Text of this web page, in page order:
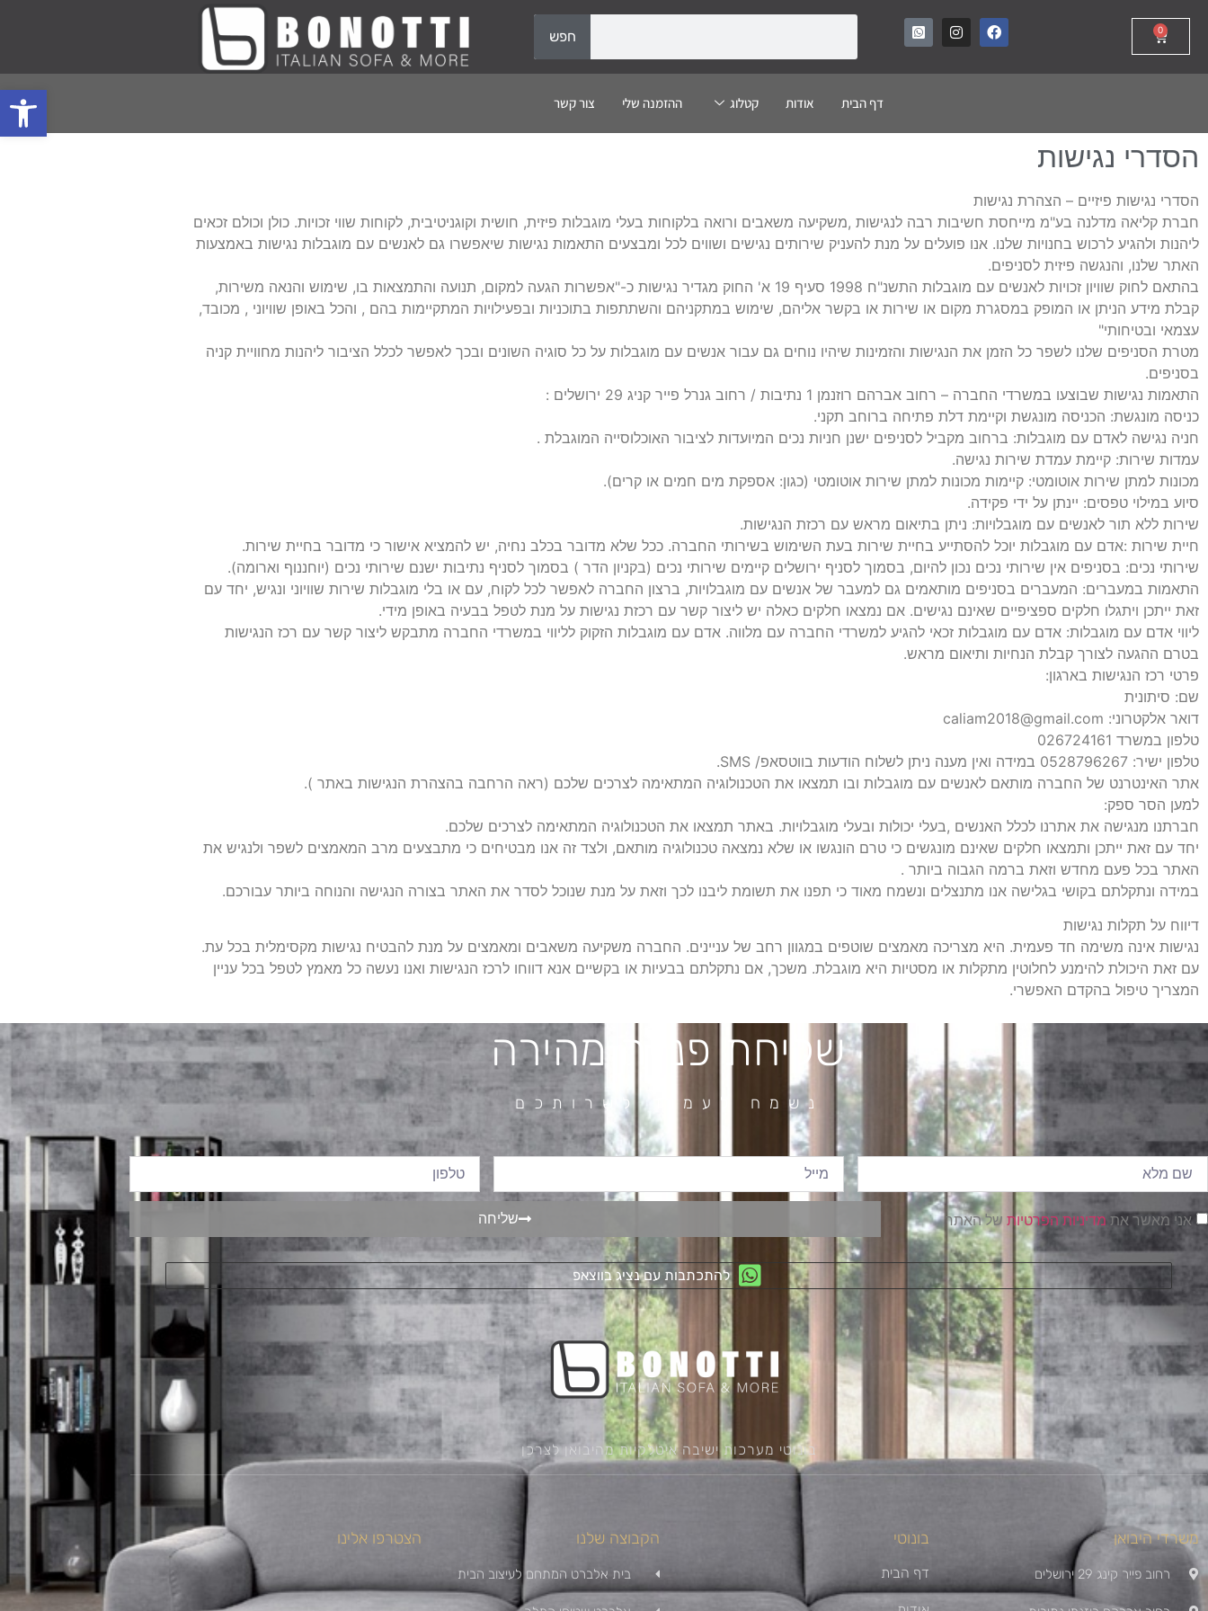
פתח
0 חפש
דף הבית אודות קטלוג ההזמנה שלי צור קשר
הסדרי נגישות
הסדרי נגישות פיזיים – הצהרת נגישות
חברת קליאה מדלנה בע"מ מייחסת חשיבות רבה לנגישות ,משקיעה משאבים ורואה בלקוחות בעלי מוגבלות פיזית, חושית וקוגניטיבית, לקוחות שווי זכויות. כולן וכולם זכאים
ליהנות ולהגיע לרכוש בחנויות שלנו. אנו פועלים על מנת להעניק שירותים נגישים ושווים לכל ומבצעים התאמות נגישות שיאפשרו גם לאנשים עם מוגבלות נגישות באמצעות
האתר שלנו, והנגשה פיזית לסניפים.
בהתאם לחוק שוויון זכויות לאנשים עם מוגבלות התשנ"ח 1998 סעיף 19 א' החוק מגדיר נגישות כ-"אפשרות הגעה למקום, תנועה והתמצאות בו, שימוש והנאה משירות,
קבלת מידע הניתן או המופק במסגרת מקום או שירות או בקשר אליהם, שימוש במתקניהם והשתתפות בתוכניות ובפעילויות המתקיימות בהם , והכל באופן שוויוני , מכובד,
עצמאי ובטיחותי"
מטרת הסניפים שלנו לשפר כל הזמן את הנגישות והזמינות שיהיו נוחים גם עבור אנשים עם מוגבלות על כל סוגיה השונים ובכך לאפשר לכלל הציבור ליהנות מחוויית קניה
בסניפים.
התאמות נגישות שבוצעו במשרדי החברה – רחוב אברהם רוזנמן 1 נתיבות / רחוב גנרל פייר קניג 29 ירושלים :
כניסה מונגשת: הכניסה מונגשת וקיימת דלת פתיחה ברוחב תקני.
חניה נגישה לאדם עם מוגבלות: ברחוב מקביל לסניפים ישנן חניות נכים המיועדות לציבור האוכלוסייה המוגבלת .
עמדות שירות: קיימת עמדת שירות נגישה.
מכונות למתן שירות אוטומטי: קיימות מכונות למתן שירות אוטומטי (כגון: אספקת מים חמים או קרים).
סיוע במילוי טפסים: יינתן על ידי פקידה.
שירות ללא תור לאנשים עם מוגבלויות: ניתן בתיאום מראש עם רכזת הנגישות.
חיית שירות :אדם עם מוגבלות יוכל להסתייע בחיית שירות בעת השימוש בשירותי החברה. ככל שלא מדובר בכלב נחיה, יש להמציא אישור כי מדובר בחיית שירות.
שירותי נכים: בסניפים אין שירותי נכים נכון להיום, בסמוך לסניף ירושלים קיימים שירותי נכים (בקניון הדר ) בסמוך לסניף נתיבות ישנם שירותי נכים (יוחננוף וארומה).
התאמות במעברים: המעברים בסניפים מותאמים גם למעבר של אנשים עם מוגבלויות, ברצון החברה לאפשר לכל לקוח, עם או בלי מוגבלות שירות שוויוני ונגיש, יחד עם
זאת ייתכן ויתגלו חלקים ספציפיים שאינם נגישים. אם נמצאו חלקים כאלה יש ליצור קשר עם רכזת נגישות על מנת לטפל בבעיה באופן מידי.
ליווי אדם עם מוגבלות: אדם עם מוגבלות זכאי להגיע למשרדי החברה עם מלווה. אדם עם מוגבלות הזקוק לליווי במשרדי החברה מתבקש ליצור קשר עם רכז הנגישות
בטרם ההגעה לצורך קבלת הנחיות ותיאום מראש.
פרטי רכז הנגישות בארגון:
שם: סיתונית
דואר אלקטרוני: caliam2018@gmail.com
טלפון במשרד 026724161
טלפון ישיר: 0528796267 במידה ואין מענה ניתן לשלוח הודעות בווטסאפ/ SMS.
אתר האינטרנט של החברה מותאם לאנשים עם מוגבלות ובו תמצאו את הטכנולוגיה המתאימה לצרכים שלכם (ראה הרחבה בהצהרת הנגישות באתר ).
למען הסר ספק:
חברתנו מנגישה את אתרנו לכלל האנשים ,בעלי יכולות ובעלי מוגבלויות. באתר תמצאו את הטכנולוגיה המתאימה לצרכים שלכם.
יחד עם זאת ייתכן ותמצאו חלקים שאינם מונגשים כי טרם הונגשו או שלא נמצאה טכנולוגיה מותאם, ולצד זה אנו מבטיחים כי מתבצעים מרב המאמצים לשפר ולנגיש את
האתר בכל פעם מחדש וזאת ברמה הגבוה ביותר .
במידה ונתקלתם בקושי בגלישה אנו מתנצלים ונשמח מאוד כי תפנו את תשומת ליבנו לכך וזאת על מנת שנוכל לסדר את האתר בצורה הנגישה והנוחה ביותר עבורכם.
דיווח על תקלות נגישות
נגישות אינה משימה חד פעמית. היא מצריכה מאמצים שוטפים במגוון רחב של עניינים. החברה משקיעה משאבים ומאמצים על מנת להבטיח נגישות מקסימלית בכל עת.
עם זאת היכולת להימנע לחלוטין מתקלות או מסטיות היא מוגבלת. משכך, אם נתקלתם בבעיות או בקשיים אנא דווחו לרכז הנגישות ואנו נעשה כל מאמץ לטפל בכל עניין
המצריך טיפול בהקדם האפשרי.
שליחת פנייה מהירה
נשמח לעמוד לשרותכם
אני מאשר את מדיניות הפרטיות של האתר שליחה
להתכתבות עם נציג בווצאפ
בונוטי מערכות ישיבה איטלקיות מהיבואן לצרכן
משרדי היבואן
רחוב פייר קינג 29 ירושלים
בונוטי
דף הבית
הקבוצה שלנו
בית אלברט המתחם לעיצוב הבית
הצטרפו אלינו